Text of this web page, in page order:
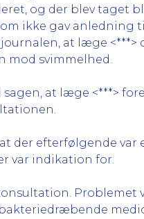
og der blev taget
ikke gav
at læge
mod svimmelhed.
at læge <***>
der efterfølgende var
var indikation for.